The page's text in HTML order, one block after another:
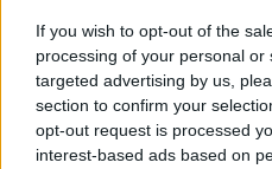
If you wish to opt-out of the
processing of your personal
targeted advertising by us,
section to confirm your
opt-out request is processed
interest-based ads based on
Březnicko